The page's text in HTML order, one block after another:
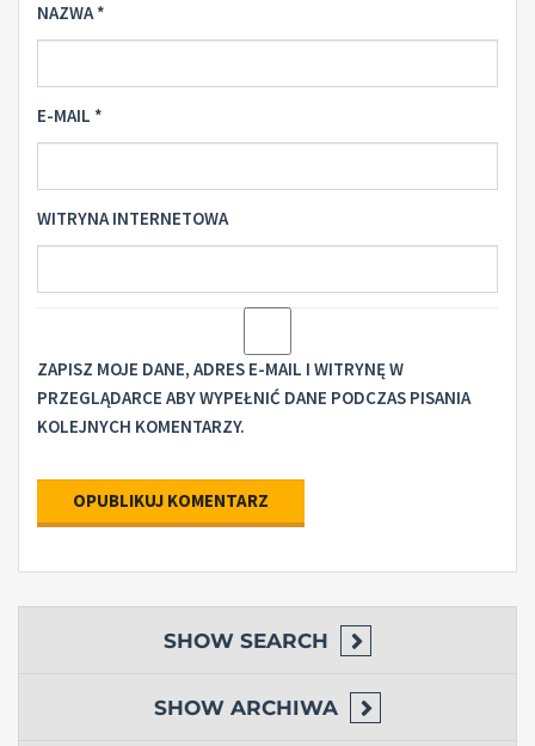
NAZWA*
E-MAIL *
WITRYNA INTERNETOWA
ZAPISZ MOJE DANE, ADRES E-MAIL I WITRYNĘ W
PRZEGLĄDARCE ABY WYPEŁNIĆ DANE PODCZAS PISANIA
KOLEJNYCH KOMENTARZY.
SHOW SEARCH
SHOW ARCHIWA